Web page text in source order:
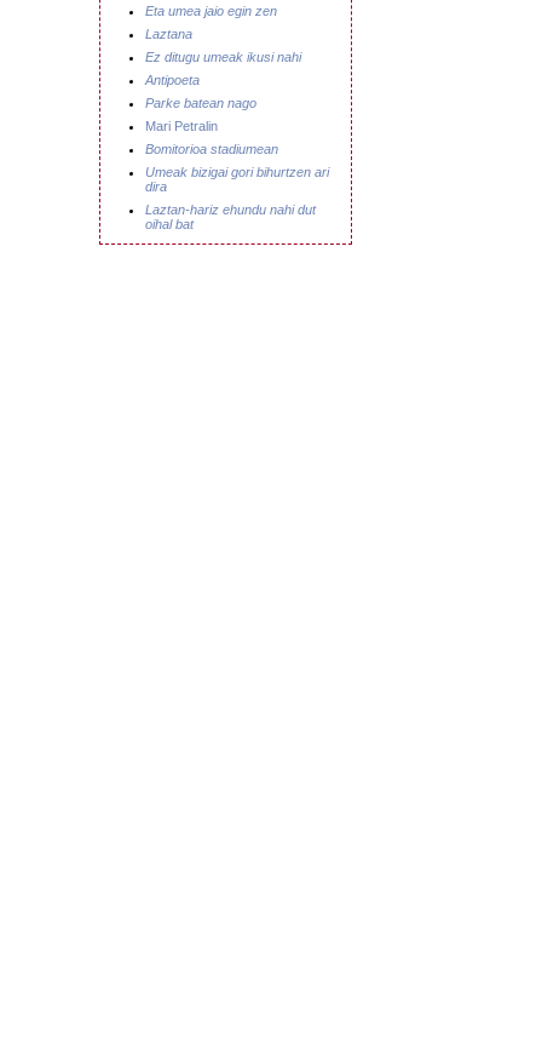
Eta umea jaio egin zen
Laztana
Ez ditugu umeak ikusi nahi
Antipoeta
Parke batean nago
Mari Petralin
Bomitorioa stadiumean
Umeak bizigai gori bihurtzen ari
dira
Laztan-hariz ehundu nahi dut
oihal bat